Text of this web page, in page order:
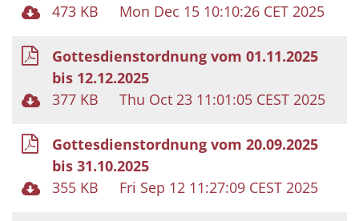
473 KB
Mon Dec 15 10:10:26 CET 2025
Gottesdienstordnung vom 01.11.2025
bis 12.12.2025
377 KB
Thu Oct 23 11:01:05 CEST 2025
Gottesdienstordnung vom 20.09.2025
bis 31.10.2025
355 KB
Fri Sep 12 11:27:09 CEST 2025